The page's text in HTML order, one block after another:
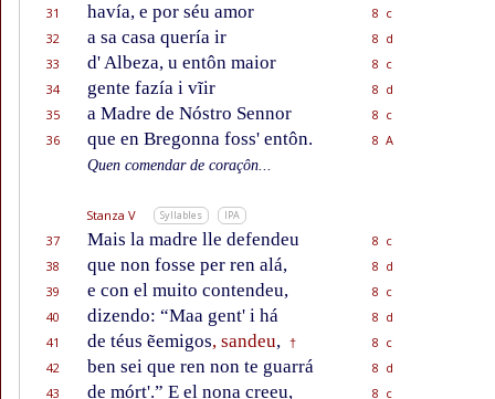
31
havía, e por séu amor
8 c
32
a sa casa quería ir
8 d
33
d' Albeza, u entôn maior
8 c
34
gente fazía i vĩir
8 d
35
a Madre de Nóstro Sennor
8 c
36
que en Bregonna foss' entôn.
8 A
Quen comendar de coraçôn...
Stanza V Syllables IPA
37 Mais la madre lle defendeu
8 c
38
que non fosse per ren alá,
8 d
39
e con el muito contendeu,
8 c
40
dizendo: “Maa gent' i há
8 d
41
de téus ẽemigos, sandeu, †
8 c
42
ben sei que ren non te guarrá
8 d
43
de mórt'.” E el nona creeu,
8 c